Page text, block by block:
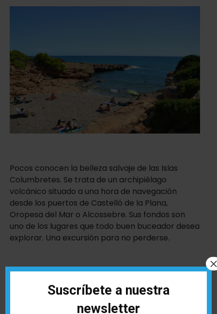
Pocos conocen la belleza salvaje de las Islas
Columbretes. Se trata de un archipiélago
volcánico situado a una hora de navegación
desde los puertos de Castelló de la Plana,
Oropesa del Mar o Alcossebre. Sus fondos son
uno de los lugares que todo buen buceador desea
explorar. Una excursión para no perderse.
Suscríbete a nuestra
newsletter